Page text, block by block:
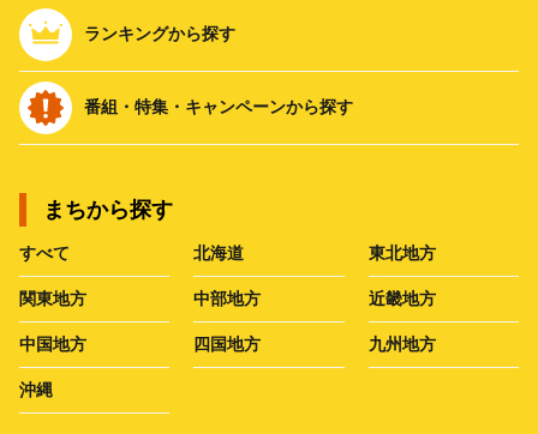
ランキングから探す
番組・特集・キャンペーンから探す
まちから探す
すべて 北海道 東北地方
関東地方 中部地方 近畿地方
中国地方 四国地方 九州地方
沖縄